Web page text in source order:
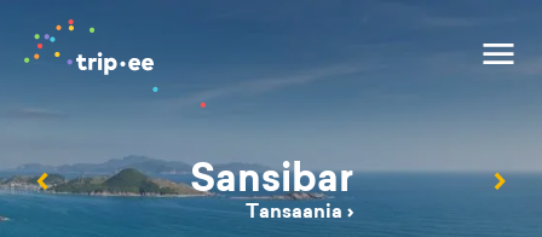
‹ Sansibar
Tansaania ›
›